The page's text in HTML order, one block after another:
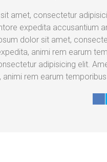
amet, consectetur
expedita accusantium
dolor sit amet,
animi rem earum
adipisicing elit.
animi rem earum